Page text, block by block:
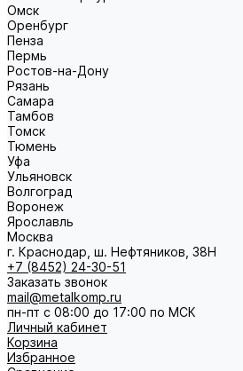
Омск
Оренбург
Пенза
Пермь
Ростов-на-Дону
Рязань
Самара
Тамбов
Томск
Тюмень
Уфа
Ульяновск
Волгоград
Воронеж
Ярославль
Москва
г. Краснодар, ш. Нефтяников, 38Н
+7 (8452) 24-30-51
Заказать звонок
mail@metalkomp.ru
пн-пт с 08:00 до 17:00 по МСК
Личный кабинет
Корзина
Избранное